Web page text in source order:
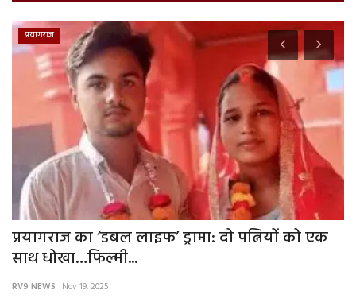
प्रयागराज
प्रयागराज का ‘डबल लाइफ’ ड्रामा: दो पत्नियों को एक
साथ धोखा…फिल्मी...
RV9 NEWS Nov 19, 2025